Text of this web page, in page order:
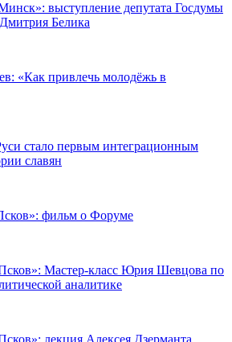
выступление депутата Госдумы
Белика
«Как привлечь молодёжь в
стало первым интеграционным
славян
фильм о Форуме
Мастер-класс Юрия Шевцова по
аналитике